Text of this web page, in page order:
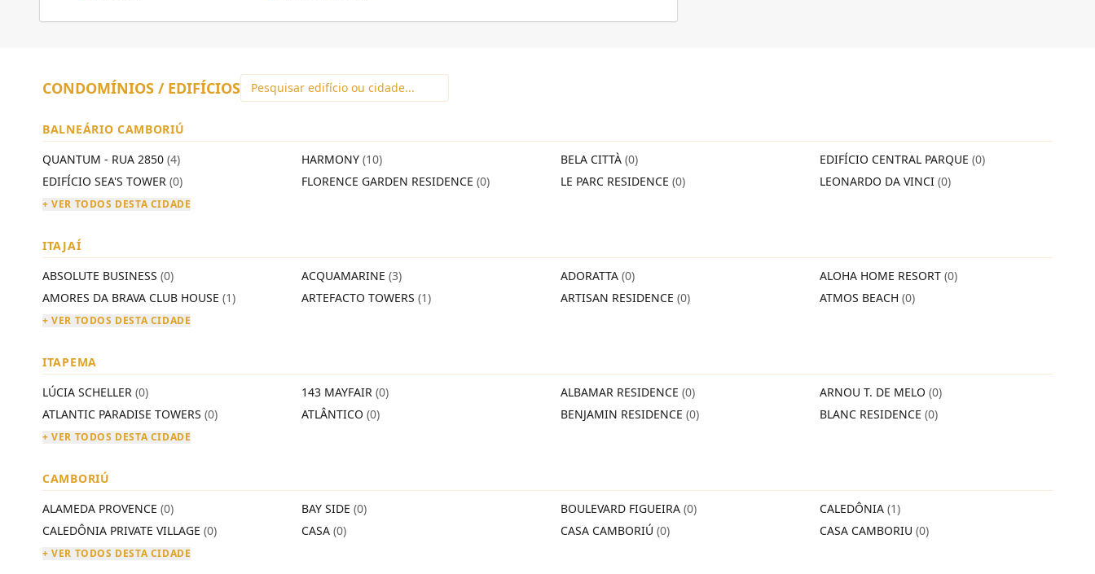
CONDOMÍNIOS / EDIFÍCIOS
BALNEÁRIO CAMBORIÚ
QUANTUM - RUA 2850 (4) HARMONY (10) BELA CITTÀ (0) EDIFÍCIO CENTRAL PARQUE (0)
EDIFÍCIO SEA'S TOWER (0) FLORENCE GARDEN RESIDENCE (0) LE PARC RESIDENCE (0) LEONARDO DA VINCI (0)
+ VER TODOS DESTA CIDADE
ITAJAÍ
ABSOLUTE BUSINESS (0) ACQUAMARINE (3) ADORATTA (0) ALOHA HOME RESORT (0)
AMORES DA BRAVA CLUB HOUSE (1) ARTEFACTO TOWERS (1) ARTISAN RESIDENCE (0) ATMOS BEACH (0)
+ VER TODOS DESTA CIDADE
ITAPEMA
LÚCIA SCHELLER (0) 143 MAYFAIR (0) ALBAMAR RESIDENCE (0) ARNOU T. DE MELO (0)
ATLANTIC PARADISE TOWERS (0) ATLÂNTICO (0) BENJAMIN RESIDENCE (0) BLANC RESIDENCE (0)
+ VER TODOS DESTA CIDADE
CAMBORIÚ
ALAMEDA PROVENCE (0) BAY SIDE (0) BOULEVARD FIGUEIRA (0) CALEDÔNIA (1)
CALEDÔNIA PRIVATE VILLAGE (0) CASA (0) CASA CAMBORIÚ (0) CASA CAMBORIU (0)
+ VER TODOS DESTA CIDADE